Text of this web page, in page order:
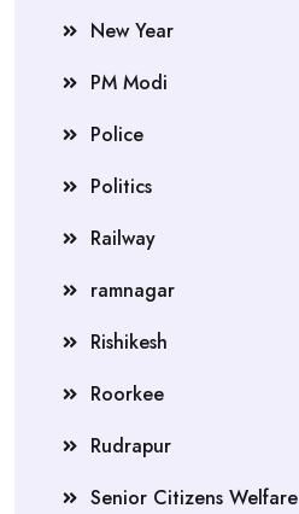
New Year
PM Modi
Police
Politics
Railway
ramnagar
Rishikesh
Roorkee
Rudrapur
Senior Citizens Welfare